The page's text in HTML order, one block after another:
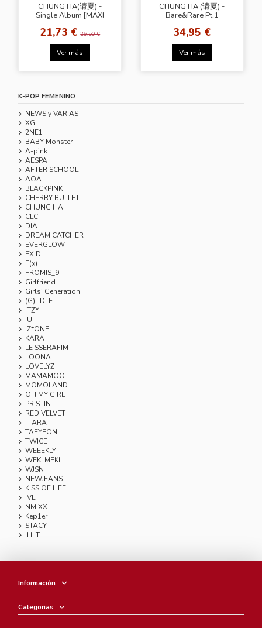
CHUNG HA(请夏) -
Single Album [MAXI
21,73 €26,50 €
Ver más
CHUNG HA (请夏) -
Bare&Rare Pt.1
34,95 €
Ver más
K-POP FEMENINO
NEWS y VARIAS
XG
2NE1
BABY Monster
A-pink
AESPA
AFTER SCHOOL
AOA
BLACKPINK
CHERRY BULLET
CHUNG HA
CLC
DIA
DREAM CATCHER
EVERGLOW
EXID
F(x)
FROMIS_9
Girlfriend
Girls’ Generation
(G)I-DLE
ITZY
IU
IZ*ONE
KARA
LE SSERAFIM
LOONA
LOVELYZ
MAMAMOO
MOMOLAND
OH MY GIRL
PRISTIN
RED VELVET
T-ARA
TAEYEON
TWICE
WEEEKLY
WEKI MEKI
WJSN
NEWJEANS
KISS OF LIFE
IVE
NMIXX
Kep1er
STACY
ILLIT
Información
Categorias